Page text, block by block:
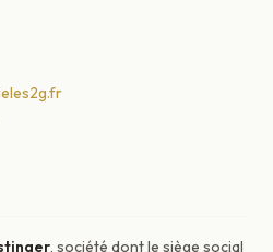
, société dont le siège social